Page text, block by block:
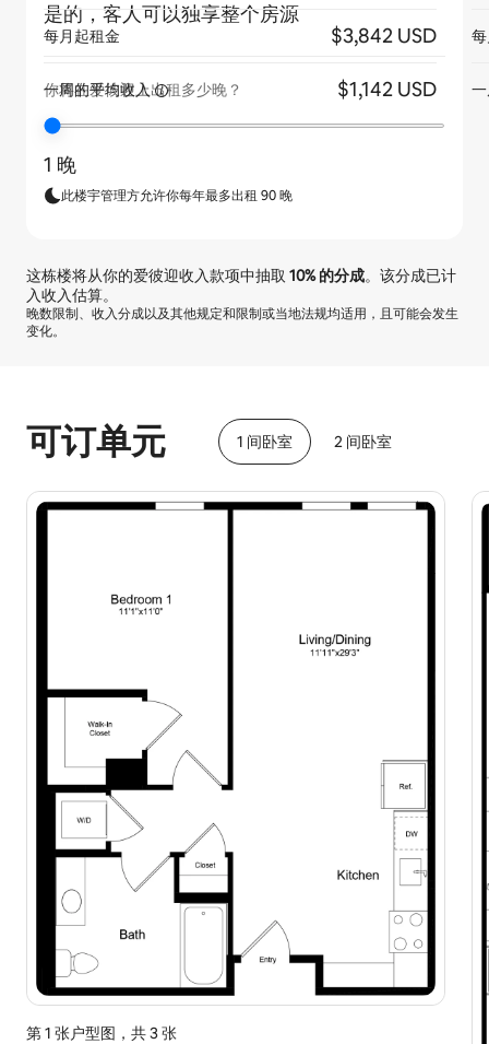
是的，客人可以独享整个房源
你将在爱彼迎上出租多少晚？
1 晚
此楼宇管理方允许你每年最多出租 90 晚
这栋楼将从你的爱彼迎收入款项中抽取 10%的分成。该分成已计
入收入估算。
晚数限制、收入分成以及其他规定和限制或当地法规均适用，且可能会发生
变化。
可订单元 1 间卧室 2 间卧室
第 1 张户型图，共 3 张
每月起租金 $3,842 USD
一周的平均收入 $1,142 USD